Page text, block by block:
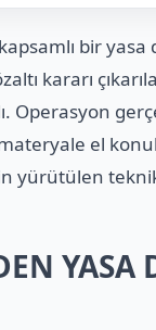
bir yasa
kararı
Operasyon
materyale el
yürütülen
YASA